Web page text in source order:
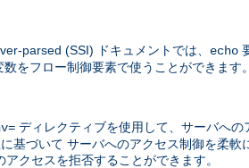
parsed (SSI) ドキュメントでは、 echo
をフロー制御要素で使うことができます
ディレクティブを使用して、サーバへ
基づいて サーバへのアクセス制御を柔
クセスを拒否することができます。